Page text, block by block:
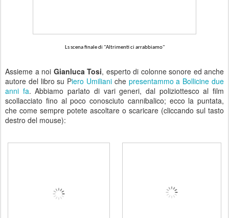
Ls scena finale di "Altrimenti ci arrabbiamo"
Assieme a noi Gianluca Tosi, esperto di colonne sonore ed anche
autore del libro su Piero Umiliani che presentammo a Bollicine due
anni fa. Abbiamo parlato di vari generi, dal poliziottesco al film
scollacciato fino al poco conosciuto cannibalico; ecco la puntata,
che come sempre potete ascoltare o scaricare (cliccando sul tasto
destro del mouse):